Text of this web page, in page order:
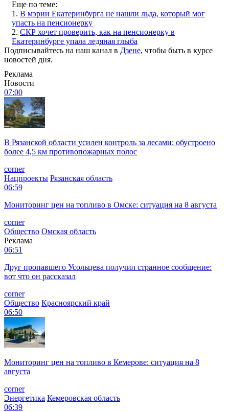
Еще по теме:
1. В мэрии Екатеринбурга не нашли льда, который мог
упасть на пенсионерку
2. СКР хочет проверить, как на пенсионерку в
Екатеринбурге упала ледяная глыба
Подписывайтесь на наш канал в Дзене, чтобы быть в курсе
новостей дня.
Реклама
Новости
07:00
В Рязанской области усилен контроль за лесами: обустроено
более 4,5 км противопожарных полос
corner
Нацпроекты Рязанская область
06:59
Мониторинг цен на топливо в Омске: ситуация на 8 августа
corner
Общество Омская область
Реклама
06:51
Друг пропавшего Усольцева получил странное сообщение:
вот что он рассказал
corner
Общество Красноярский край
06:50
Мониторинг цен на топливо в Кемерове: ситуация на 8
августа
corner
Энергетика Кемеровская область
06:39